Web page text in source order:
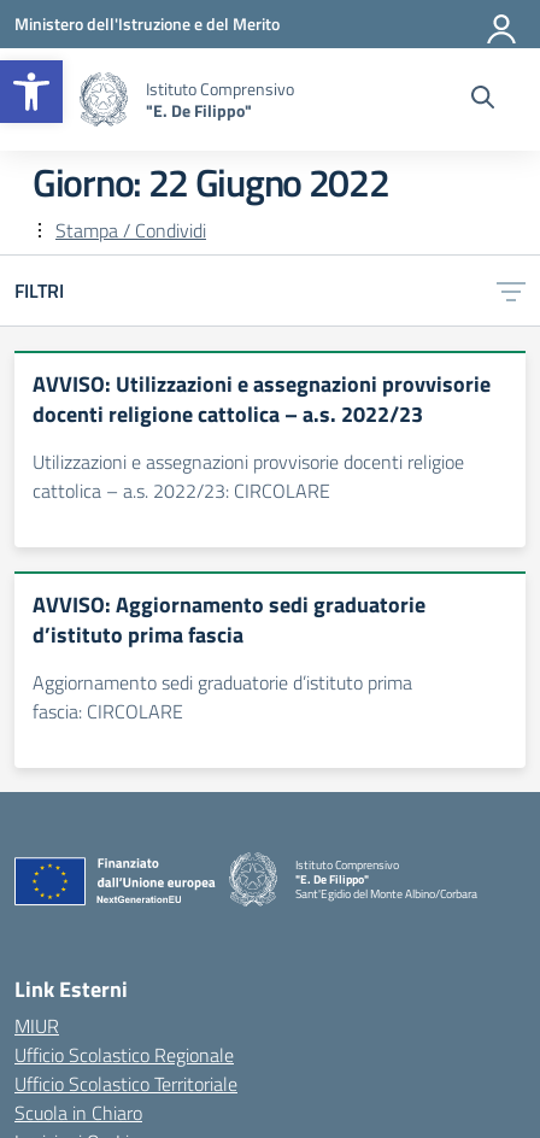
Apri la barra degli strumenti
Vai ai contenuti
Vai al menu di navigazione
Vai al footer
Ministero dell'Istruzione e del Merito
Istituto Comprensivo
"E. De Filippo"
Giorno:22 Giugno 2022
Stampa / Condividi
FILTRI
AVVISO: Utilizzazioni e assegnazioni provvisorie
docenti religione cattolica – a.s. 2022/23
Utilizzazioni e assegnazioni provvisorie docenti religioe
cattolica – a.s. 2022/23: CIRCOLARE
AVVISO: Aggiornamento sedi graduatorie
d’istituto prima fascia
Aggiornamento sedi graduatorie d’istituto prima
fascia: CIRCOLARE
Istituto Comprensivo
"E. De Filippo"
Sant'Egidio del Monte Albino/Corbara
Link Esterni
MIUR
Ufficio Scolastico Regionale
Ufficio Scolastico Territoriale
Scuola in Chiaro